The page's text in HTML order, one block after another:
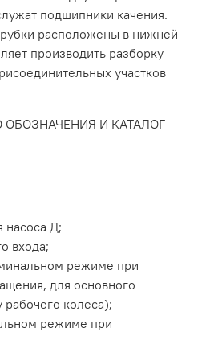
подшипники качения.
расположены в нижней
производить разборку
участков
ОБОЗНАЧЕНИЯ И КАТАЛОГ
насоса Д;
входа;
режиме при
для основного
колеса);
режиме при